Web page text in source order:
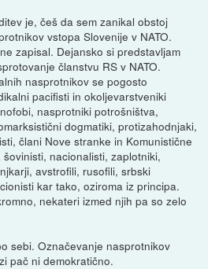
je, češ da sem zanikal obstoj
vstopa Slovenije v NATO.
zapisal. Dejansko si predstavljam
članstvu RS v NATO.
nasprotnikov se pogosto
pacifisti in okoljevarstveniki
nasprotniki potrošništva,
dogmatiki, protizahodnjaki,
člani Nove stranke in Komunistične
nacionalisti, zaplotniki,
avstrofili, rusofili, srbski
kar tako, oziroma iz principa.
nekateri izmed njih pa so zelo
sebi. Označevanje nasprotnikov
pač ni demokratično.